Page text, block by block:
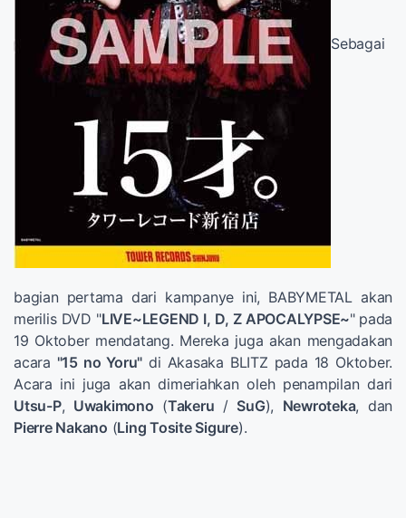
Sebagai
bagian pertama dari kampanye ini, BABYMETAL akan
merilis DVD "LIVE~LEGEND I, D, Z APOCALYPSE~" pada
19 Oktober mendatang. Mereka juga akan mengadakan
acara "15 no Yoru" di Akasaka BLITZ pada 18 Oktober.
Acara ini juga akan dimeriahkan oleh penampilan dari
Utsu-P, Uwakimono (Takeru / SuG), Newroteka, dan
Pierre Nakano (Ling Tosite Sigure).